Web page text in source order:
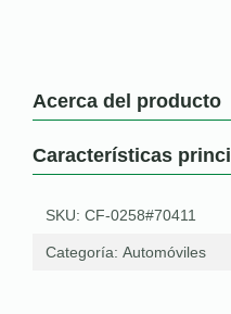
Acerca del producto
Características
SKU: CF-0258#70411
Categoría: Automóviles